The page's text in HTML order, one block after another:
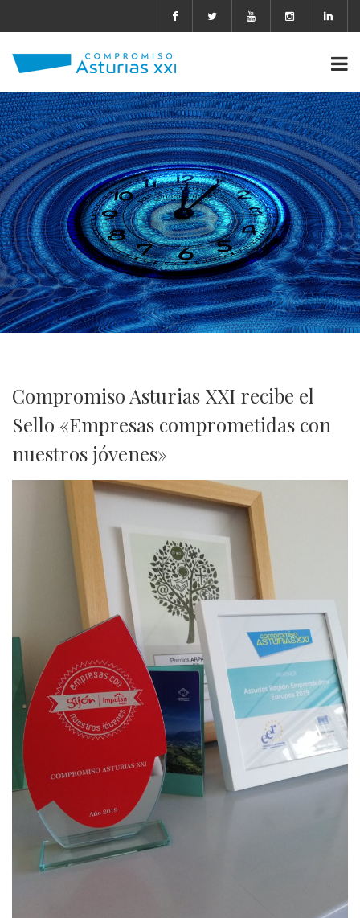
Compromiso Asturias XXI recibe el
Sello «Empresas comprometidas con
nuestros jóvenes»